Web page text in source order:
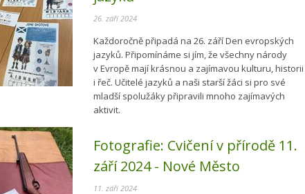
26. září 2024
Každoročně připadá na 26. září Den evropských
jazyků. Připomínáme si jím, že všechny národy
v Evropě mají krásnou a zajímavou kulturu, historii
i řeč. Učitelé jazyků a naši starší žáci si pro své
mladší spolužáky připravili mnoho zajímavých
aktivit.
Fotografie: Cvičení v přírodě 11.
září 2024 - Nové Město
11. září 2024